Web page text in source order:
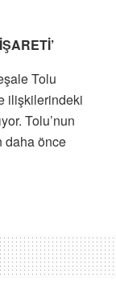
Tolu
ilişkilerindeki
Tolu’nun
daha önce